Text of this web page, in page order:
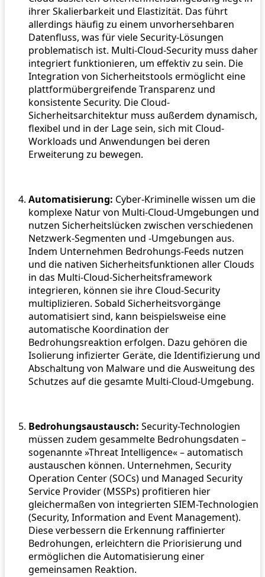
ihrer Skalierbarkeit und Elastizität. Das führt
allerdings häufig zu einem unvorhersehbaren
Datenfluss, was für viele Security-Lösungen
problematisch ist. Multi-Cloud-Security muss daher
integriert funktionieren, um effektiv zu sein. Die
Integration von Sicherheitstools ermöglicht eine
plattformübergreifende Transparenz und
konsistente Security. Die Cloud-
Sicherheitsarchitektur muss außerdem dynamisch,
flexibel und in der Lage sein, sich mit Cloud-
Workloads und Anwendungen bei deren
Erweiterung zu bewegen.
Automatisierung: Cyber-Kriminelle wissen um die
komplexe Natur von Multi-Cloud-Umgebungen und
nutzen Sicherheitslücken zwischen verschiedenen
Netzwerk-Segmenten und -Umgebungen aus.
Indem Unternehmen Bedrohungs-Feeds nutzen
und die nativen Sicherheitsfunktionen aller Clouds
in das Multi-Cloud-Sicherheitsframework
integrieren, können sie ihre Cloud-Security
multiplizieren. Sobald Sicherheitsvorgänge
automatisiert sind, kann beispielsweise eine
automatische Koordination der
Bedrohungsreaktion erfolgen. Dazu gehören die
Isolierung infizierter Geräte, die Identifizierung und
Abschaltung von Malware und die Ausweitung des
Schutzes auf die gesamte Multi-Cloud-Umgebung.
Bedrohungsaustausch: Security-Technologien
müssen zudem gesammelte Bedrohungsdaten –
sogenannte »Threat Intelligence« – automatisch
austauschen können. Unternehmen, Security
Operation Center (SOCs) und Managed Security
Service Provider (MSSPs) profitieren hier
gleichermaßen von integrierten SIEM-Technologien
(Security, Information and Event Management).
Diese verbessern die Erkennung raffinierter
Bedrohungen, erleichtern die Priorisierung und
ermöglichen die Automatisierung einer
gemeinsamen Reaktion.